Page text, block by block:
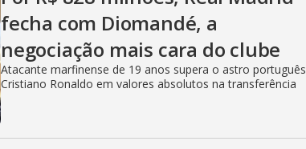
fecha com Diomandé, a
negociação mais cara do clube
Atacante marfinense de 19 anos supera o astro português
Cristiano Ronaldo em valores absolutos na transferência